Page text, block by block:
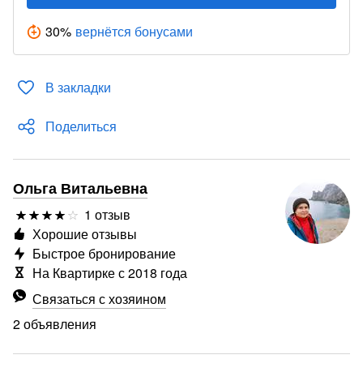
30% вернётся бонусами
В закладки
Поделиться
Ольга Витальевна
1 отзыв
Связаться с хозяином
2 объявления
Хорошие отзывы
Быстрое бронирование
На Квартирке с 2018 года